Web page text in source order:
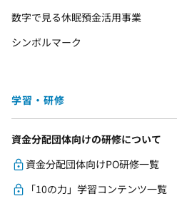
数字で見る休眠預金活用事業
シンボルマーク
学習・研修
資金分配団体向けの研修について
資金分配団体向けPO研修一覧
「10の力」学習コンテンツ一覧